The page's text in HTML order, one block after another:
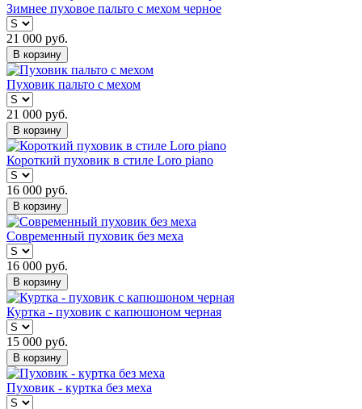
Зимнее пуховое пальто с мехом черное
21 000 руб.
В корзину
Пуховик пальто с мехом
21 000 руб.
В корзину
Короткий пуховик в стиле Loro piano
16 000 руб.
В корзину
Современный пуховик без меха
16 000 руб.
В корзину
Куртка - пуховик с капюшоном черная
15 000 руб.
В корзину
Пуховик - куртка без меха